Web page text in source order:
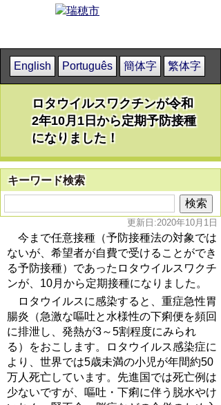
English Português 簡体字 繁体字
ロタウイルスワクチンが令和
2年10月1日から定期予防接種
になりました！
キーワード検索
更新日:2020年10月1日
今まで任意接種（予防接種法の対象では
ないが、希望者が自費で受けることができ
る予防接種）であったロタウイルスワクチ
ンが、10月から定期接種になりました。
ロタウイルスに感染すると、重症急性胃
腸炎（急激な嘔吐と水様性の下痢便を頻回
に排泄し、発熱が3～5割程度にみられ
る）をおこします。ロタウイルス感染症に
より、世界では5歳未満の小児が年間約50
万人死亡しています。先進国では死亡例は
少ないですが、嘔吐・下痢に伴う脱水やけ